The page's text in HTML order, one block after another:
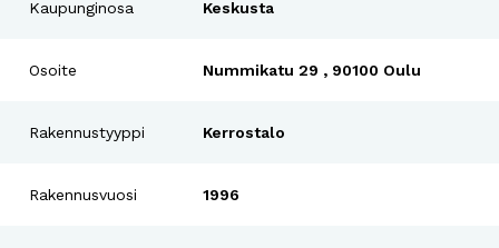
Kaupunginosa Keskusta
Osoite Nummikatu 29 , 90100 Oulu
Rakennustyyppi Kerrostalo
Rakennusvuosi 1996